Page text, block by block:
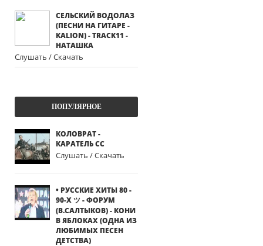
СЕЛЬСКИЙ ВОДОЛАЗ
(ПЕСНИ НА ГИТАРЕ -
KALION) - TRACK11 -
НАТАШКА
Слушать / Скачать
ПОПУЛЯРНОЕ
КОЛОВРАТ -
КАРАТЕЛЬ СС
Слушать / Скачать
• РУССКИЕ ХИТЫ 80 -
90-Х ツ - ФОРУМ
(В.САЛТЫКОВ) - КОНИ
В ЯБЛОКАХ (ОДНА ИЗ
ЛЮБИМЫХ ПЕСЕН
ДЕТСТВА)